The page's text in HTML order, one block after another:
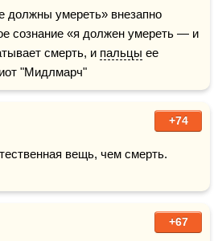
должны умереть» внезапно
сознание «я должен умереть — и
смерть, и пальцы ее
"Мидлмарч"
+74
вещь, чем смерть.
+67